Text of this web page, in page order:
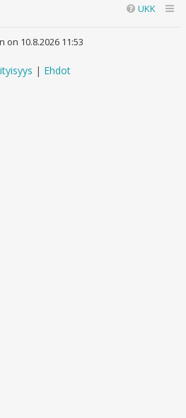
UKK
on 10.8.2026 11:53
| Ehdot